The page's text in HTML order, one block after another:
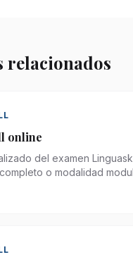
relacionados
online
del examen
o modalidad